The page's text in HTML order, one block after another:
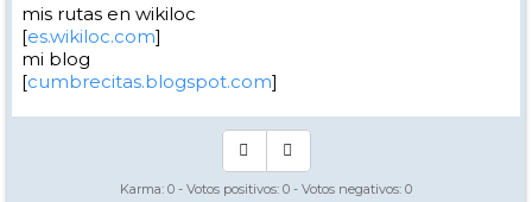
mis rutas en wikiloc
[es.wikiloc.com]
mi blog
[cumbrecitas.blogspot.com]
Karma: 0 - Votos positivos: 0 - Votos negativos: 0